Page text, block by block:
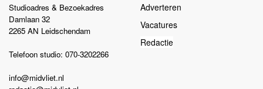
Studioadres & Bezoekadres
Damlaan 32
2265 AN Leidschendam
Telefoon studio: 070-3202266
info@midvliet.nl
Adverteren
Vacatures
Redactie